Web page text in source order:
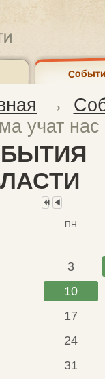
→
учат
ПН
3
10
17
24
31